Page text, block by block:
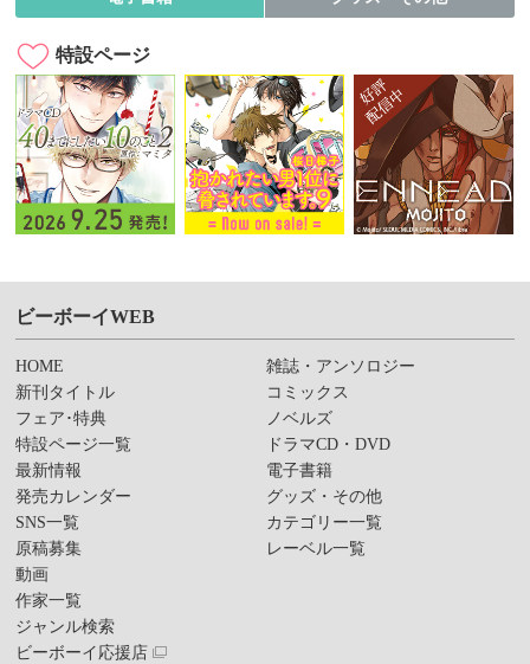
特設ページ
ビーボーイWEB
HOME
新刊タイトル
フェア･特典
特設ページ一覧
最新情報
発売カレンダー
SNS一覧
原稿募集
動画
作家一覧
ジャンル検索
ビーボーイ応援店
雑誌・アンソロジー
コミックス
ノベルズ
ドラマCD・DVD
電子書籍
グッズ・その他
カテゴリー一覧
レーベル一覧